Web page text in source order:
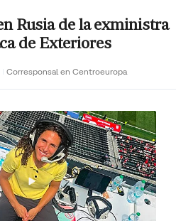
Rusia de la exministra
de Exteriores
Corresponsal en Centroeuropa